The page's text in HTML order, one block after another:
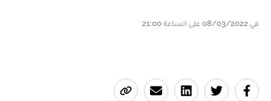
في 08/03/2022 على الساعة 21:00